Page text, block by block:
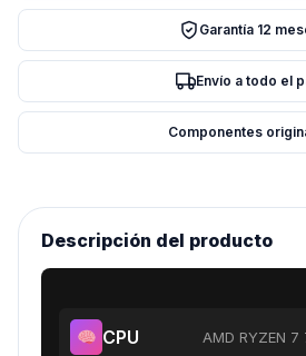
24GB
32GB
M.2
WATERCOOLER
Garantía 12
Envío a todo el
Componentes
Descripción del producto
CPU AMD RYZEN